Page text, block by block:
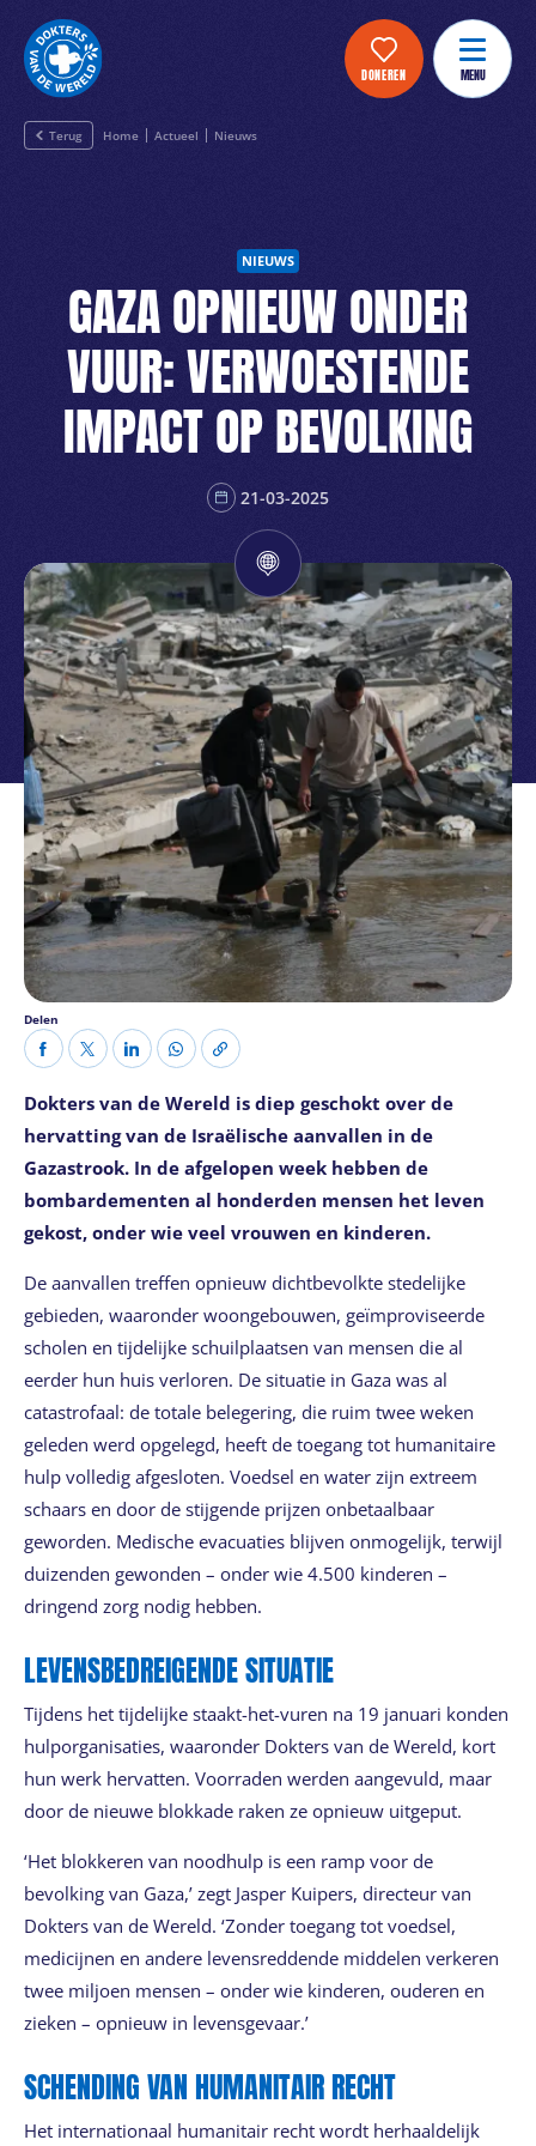
DONEREN MENU
Terug Home Actueel Nieuws
NIEUWS
GAZA OPNIEUW ONDER
VUUR: VERWOESTENDE
IMPACT OP BEVOLKING
21-03-2025
Delen
Dokters van de Wereld is diep geschokt over de
hervatting van de Israëlische aanvallen in de
Gazastrook. In de afgelopen week hebben de
bombardementen al honderden mensen het leven
gekost, onder wie veel vrouwen en kinderen.
De aanvallen treffen opnieuw dichtbevolkte stedelijke
gebieden, waaronder woongebouwen, geïmproviseerde
scholen en tijdelijke schuilplaatsen van mensen die al
eerder hun huis verloren. De situatie in Gaza was al
catastrofaal: de totale belegering, die ruim twee weken
geleden werd opgelegd, heeft de toegang tot humanitaire
hulp volledig afgesloten. Voedsel en water zijn extreem
schaars en door de stijgende prijzen onbetaalbaar
geworden. Medische evacuaties blijven onmogelijk, terwijl
duizenden gewonden – onder wie 4.500 kinderen –
dringend zorg nodig hebben.
LEVENSBEDREIGENDE SITUATIE
Tijdens het tijdelijke staakt-het-vuren na 19 januari konden
hulporganisaties, waaronder Dokters van de Wereld, kort
hun werk hervatten. Voorraden werden aangevuld, maar
door de nieuwe blokkade raken ze opnieuw uitgeput.
‘Het blokkeren van noodhulp is een ramp voor de
bevolking van Gaza,’ zegt Jasper Kuipers, directeur van
Dokters van de Wereld. ‘Zonder toegang tot voedsel,
medicijnen en andere levensreddende middelen verkeren
twee miljoen mensen – onder wie kinderen, ouderen en
zieken – opnieuw in levensgevaar.’
SCHENDING VAN HUMANITAIR RECHT
Het internationaal humanitair recht wordt herhaaldelijk